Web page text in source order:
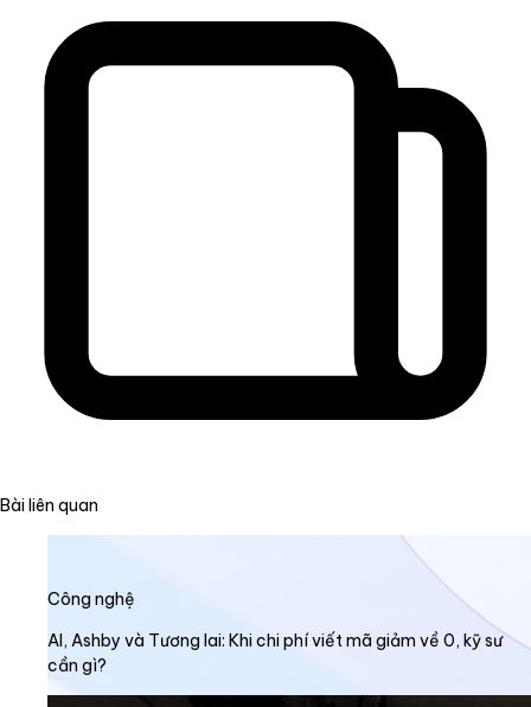
Bài liên quan
Công nghệ
AI, Ashby và Tương lai: Khi chi phí viết mã giảm về 0, kỹ sư
cần gì?